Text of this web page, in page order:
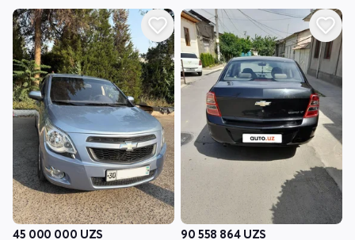
45 000 000 UZS 90 558 864 UZS